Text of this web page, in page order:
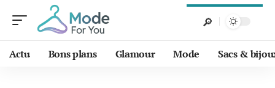
Actu Bons plans Glamour Mode Sacs &